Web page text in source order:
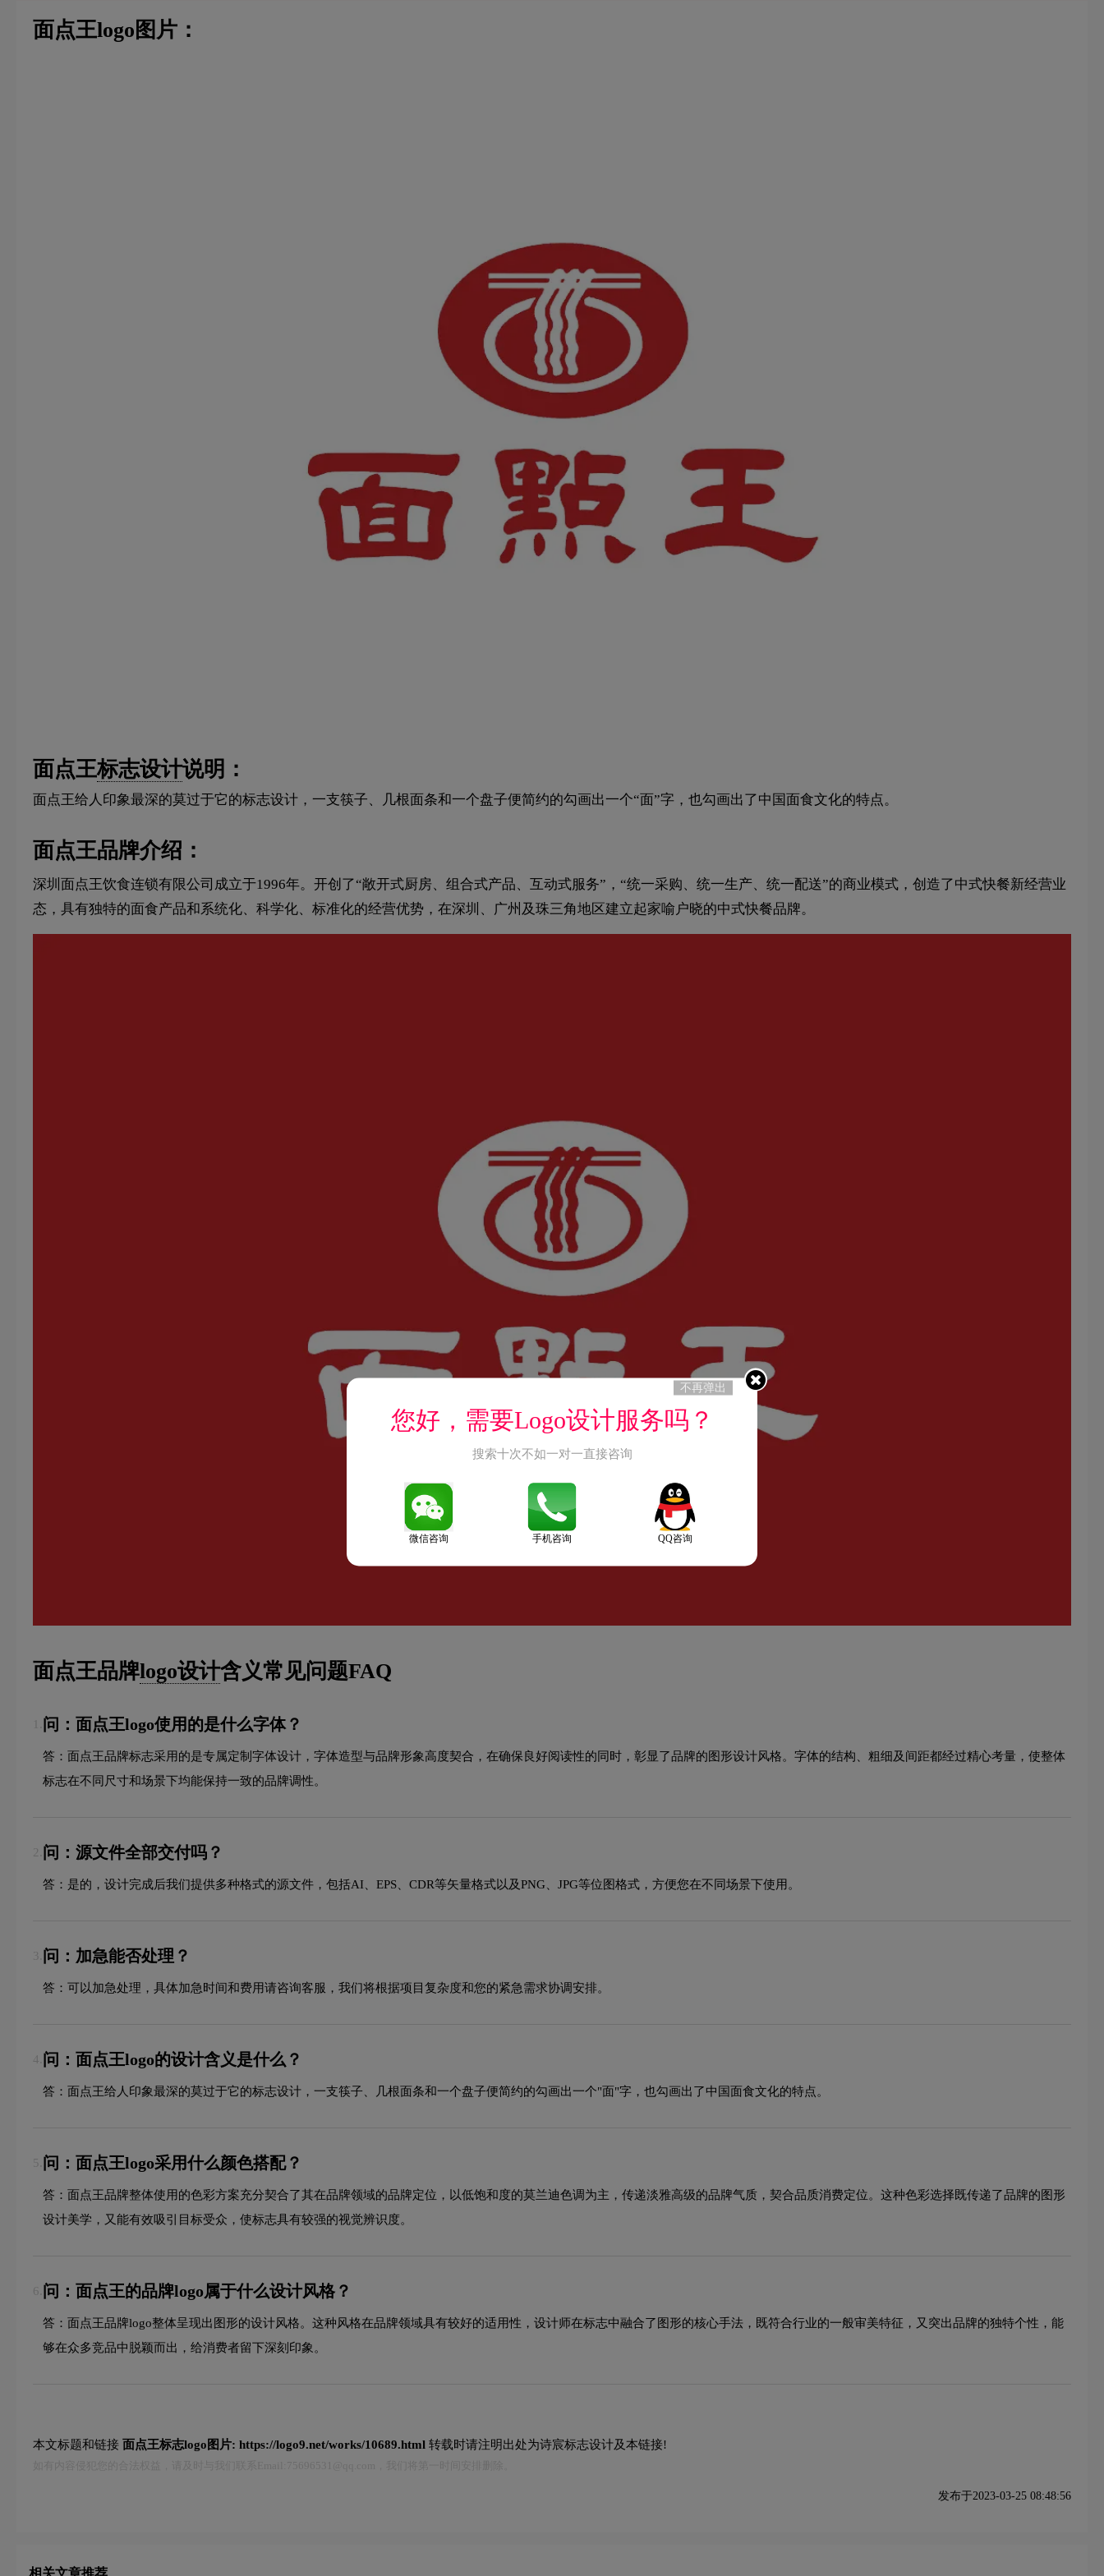
面点王logo图片：
面点王标志设计说明：
面点王给人印象最深的莫过于它的标志设计，一支筷子、几根面条和一个盘子便简约的勾画出一个“面”字，也勾画出了中国面食文化的特点。
面点王品牌介绍：
深圳面点王饮食连锁有限公司成立于1996年。开创了“敞开式厨房、组合式产品、互动式服务”，“统一采购、统一生产、统一配送”的商业模式，创造了中式快餐新经营业
态，具有独特的面食产品和系统化、科学化、标准化的经营优势，在深圳、广州及珠三角地区建立起家喻户晓的中式快餐品牌。
面点王品牌logo设计含义常见问题FAQ
问：面点王logo使用的是什么字体？
答：面点王品牌标志采用的是专属定制字体设计，字体造型与品牌形象高度契合，在确保良好阅读性的同时，彰显了品牌的图形设计风格。字体的结构、粗细及间距都经过精心考量，使整体
标志在不同尺寸和场景下均能保持一致的品牌调性。
2. 问：源文件全部交付吗？
答：是的，设计完成后我们提供多种格式的源文件，包括AI、EPS、CDR等矢量格式以及PNG、JPG等位图格式，方便您在不同场景下使用。
3. 问：加急能否处理？
答：可以加急处理，具体加急时间和费用请咨询客服，我们将根据项目复杂度和您的紧急需求协调安排。
4. 问：面点王logo的设计含义是什么？
答：面点王给人印象最深的莫过于它的标志设计，一支筷子、几根面条和一个盘子便简约的勾画出一个"面"字，也勾画出了中国面食文化的特点。
5. 问：面点王logo采用什么颜色搭配？
答：面点王品牌整体使用的色彩方案充分契合了其在品牌领域的品牌定位，以低饱和度的莫兰迪色调为主，传递淡雅高级的品牌气质，契合品质消费定位。这种色彩选择既传递了品牌的图形
设计美学，又能有效吸引目标受众，使标志具有较强的视觉辨识度。
6. 问：面点王的品牌logo属于什么设计风格？
答：面点王品牌logo整体呈现出图形的设计风格。这种风格在品牌领域具有较好的适用性，设计师在标志中融合了图形的核心手法，既符合行业的一般审美特征，又突出品牌的独特个性，能
够在众多竞品中脱颖而出，给消费者留下深刻印象。
本文标题和链接 面点王标志logo图片: https://logo9.net/works/10689.html 转载时请注明出处为诗宸标志设计及本链接!
发布于2023-03-25 08:48:56
不再弹出
您好，需要Logo设计服务吗？
搜索十次不如一对一直接咨询
微信咨询 手机咨询 QQ咨询